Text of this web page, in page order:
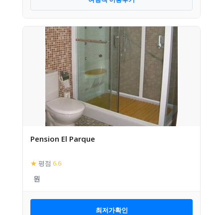
Pension El Parque
★ 평점 6.6
최저가확인